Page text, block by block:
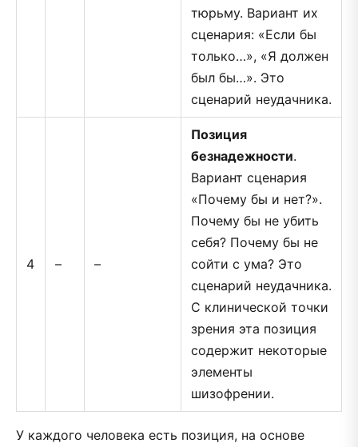
тюрьму. Вариант их
сценария: «Если бы
только…», «Я должен
был бы…». Это
сценарий неудачника.
4 – –
Позиция
безнадежности.
Вариант сценария
«Почему бы и нет?».
Почему бы не убить
себя? Почему бы не
сойти с ума? Это
сценарий неудачника.
С клинической точки
зрения эта позиция
содержит некоторые
элементы
шизофрении.
У каждого человека есть позиция, на основе